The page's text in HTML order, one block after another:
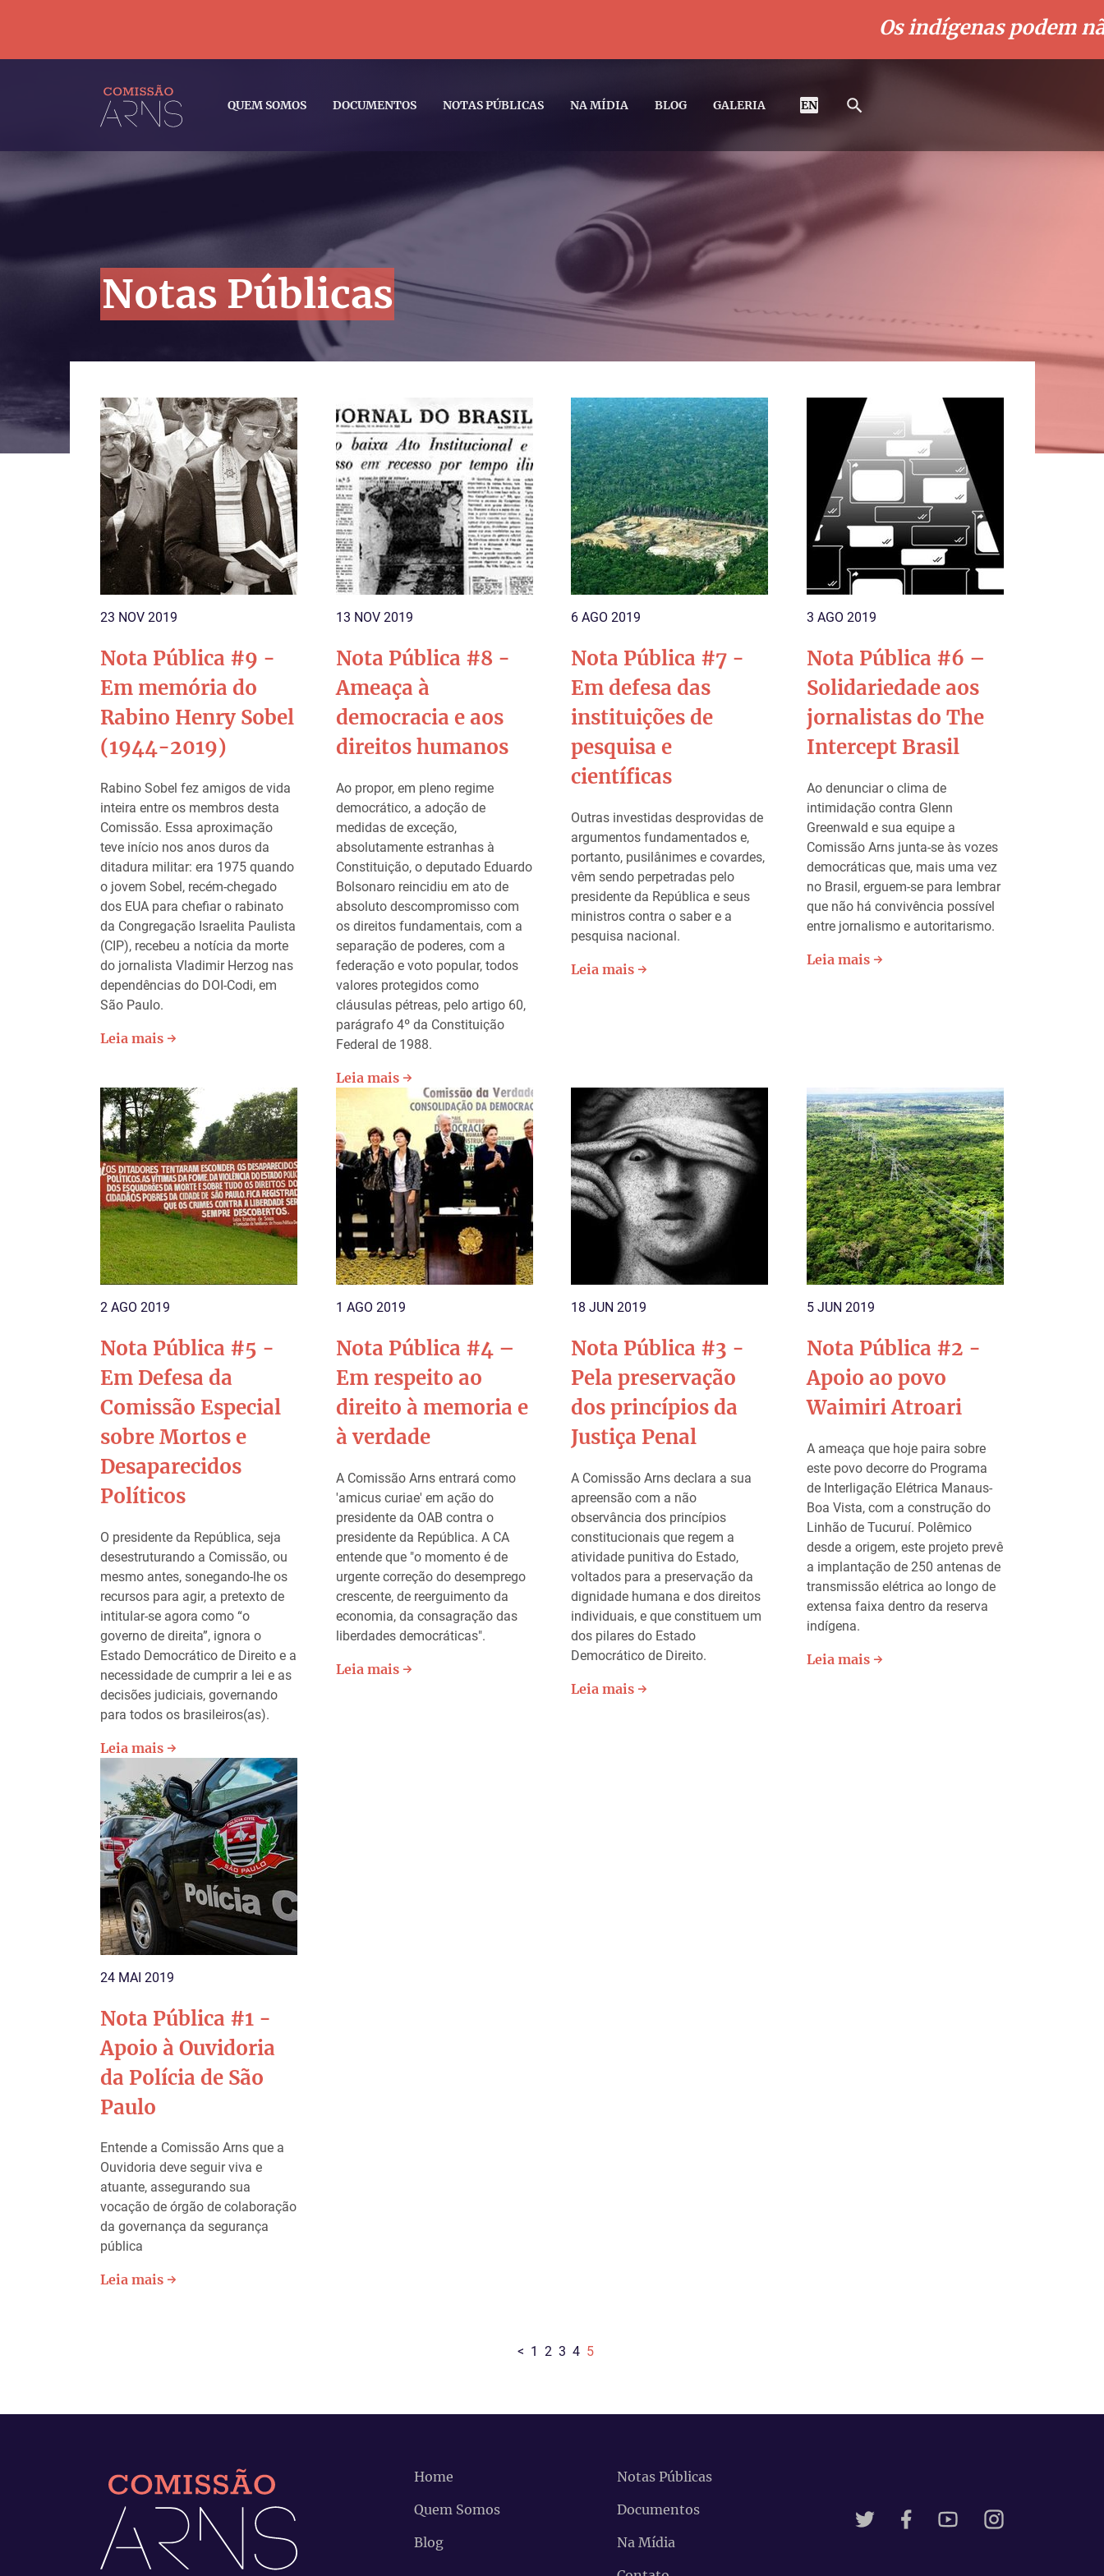
Os indígenas podem não
QUEM SOMOS DOCUMENTOS NOTAS PÚBLICAS NA MÍDIA BLOG GALERIA EN
Notas Públicas
23 NOV 2019
Nota Pública #9 -
Em memória do
Rabino Henry Sobel
(1944-2019)
Rabino Sobel fez amigos de vida
inteira entre os membros desta
Comissão. Essa aproximação
teve início nos anos duros da
ditadura militar: era 1975 quando
o jovem Sobel, recém-chegado
dos EUA para chefiar o rabinato
da Congregação Israelita Paulista
(CIP), recebeu a notícia da morte
do jornalista Vladimir Herzog nas
dependências do DOI-Codi, em
São Paulo.
Leia mais →
13 NOV 2019
Nota Pública #8 -
Ameaça à
democracia e aos
direitos humanos
Ao propor, em pleno regime
democrático, a adoção de
medidas de exceção,
absolutamente estranhas à
Constituição, o deputado Eduardo
Bolsonaro reincidiu em ato de
absoluto descompromisso com
os direitos fundamentais, com a
separação de poderes, com a
federação e voto popular, todos
valores protegidos como
cláusulas pétreas, pelo artigo 60,
parágrafo 4º da Constituição
Federal de 1988.
Leia mais →
6 AGO 2019
Nota Pública #7 -
Em defesa das
instituições de
pesquisa e
científicas
Outras investidas desprovidas de
argumentos fundamentados e,
portanto, pusilânimes e covardes,
vêm sendo perpetradas pelo
presidente da República e seus
ministros contra o saber e a
pesquisa nacional.
Leia mais →
3 AGO 2019
Nota Pública #6 –
Solidariedade aos
jornalistas do The
Intercept Brasil
Ao denunciar o clima de
intimidação contra Glenn
Greenwald e sua equipe a
Comissão Arns junta-se às vozes
democráticas que, mais uma vez
no Brasil, erguem-se para lembrar
que não há convivência possível
entre jornalismo e autoritarismo.
Leia mais →
2 AGO 2019
Nota Pública #5 -
Em Defesa da
Comissão Especial
sobre Mortos e
Desaparecidos
Políticos
O presidente da República, seja
desestruturando a Comissão, ou
mesmo antes, sonegando-lhe os
recursos para agir, a pretexto de
intitular-se agora como “o
governo de direita”, ignora o
Estado Democrático de Direito e a
necessidade de cumprir a lei e as
decisões judiciais, governando
para todos os brasileiros(as).
Leia mais →
1 AGO 2019
Nota Pública #4 –
Em respeito ao
direito à memoria e
à verdade
A Comissão Arns entrará como
'amicus curiae' em ação do
presidente da OAB contra o
presidente da República. A CA
entende que "o momento é de
urgente correção do desemprego
crescente, de reerguimento da
economia, da consagração das
liberdades democráticas".
Leia mais →
18 JUN 2019
Nota Pública #3 -
Pela preservação
dos princípios da
Justiça Penal
A Comissão Arns declara a sua
apreensão com a não
observância dos princípios
constitucionais que regem a
atividade punitiva do Estado,
voltados para a preservação da
dignidade humana e dos direitos
individuais, e que constituem um
dos pilares do Estado
Democrático de Direito.
Leia mais →
5 JUN 2019
Nota Pública #2 -
Apoio ao povo
Waimiri Atroari
A ameaça que hoje paira sobre
este povo decorre do Programa
de Interligação Elétrica Manaus-
Boa Vista, com a construção do
Linhão de Tucuruí. Polêmico
desde a origem, este projeto prevê
a implantação de 250 antenas de
transmissão elétrica ao longo de
extensa faixa dentro da reserva
indígena.
Leia mais →
24 MAI 2019
Nota Pública #1 -
Apoio à Ouvidoria
da Polícia de São
Paulo
Entende a Comissão Arns que a
Ouvidoria deve seguir viva e
atuante, assegurando sua
vocação de órgão de colaboração
da governança da segurança
pública
Leia mais →
< 1 2 3 4 5
Home
Quem Somos
Blog
Notas Públicas
Documentos
Na Mídia